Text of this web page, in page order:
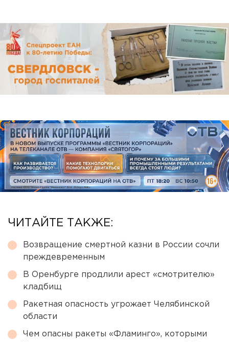
ЧИТАЙТЕ ТАКЖЕ:
Возвращение смертной казни в России сочли
преждевременным
В Оренбурге продлили арест «смотрителю»
кладбищ
Ракетная опасность угрожает Челябинской
области
Чем опасны ракеты «Фламинго», которыми